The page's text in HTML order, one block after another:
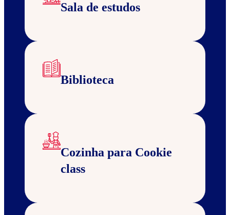
Sala de estudos
Biblioteca
Cozinha para Cookie
class